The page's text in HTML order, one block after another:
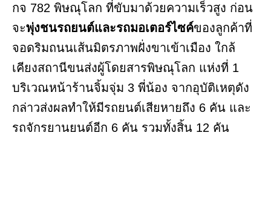
กจ 782 พิษณุโลก ที่ขับมาด้วยความเร็วสูง ก่อน
จะพุ่งชนรถยนต์และรถมอเตอร์ไซค์ของลูกค้าที่
จอดริมถนนเส้นมิตรภาพฝั่งขาเข้าเมือง ใกล้
เคียงสถานีขนส่งผู้โดยสารพิษณุโลก แห่งที่ 1
บริเวณหน้าร้านจิ้มจุ่ม 3 พี่น้อง จากอุบัติเหตุดัง
กล่าวส่งผลทำให้มีรถยนต์เสียหายถึง 6 คัน และ
รถจักรยานยนต์อีก 6 คัน รวมทั้งสิ้น 12 คัน